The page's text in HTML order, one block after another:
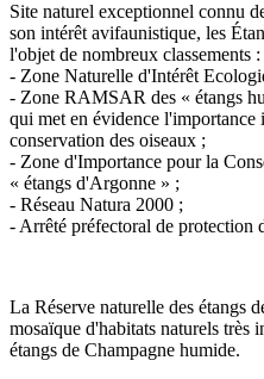
Site naturel exceptionnel connu
son intérêt avifaunistique, les
l'objet de nombreux classements :
- Zone Naturelle d'Intérêt
- Zone RAMSAR des « étangs
qui met en évidence l'importance
conservation des oiseaux ;
- Zone d'Importance pour la
« étangs d'Argonne » ;
- Réseau Natura 2000 ;
- Arrêté préfectoral de protection
La Réserve naturelle des étangs
mosaïque d'habitats naturels très
étangs de Champagne humide.